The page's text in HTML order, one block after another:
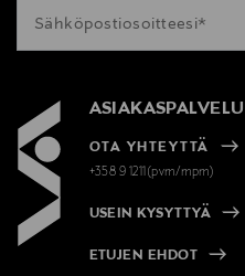
ASIAKASPALVELU
OTA YHTEYTTÄ
+358 9 1211(pvm/mpm)
USEIN KYSYTTYÄ
ETUJEN EHDOT